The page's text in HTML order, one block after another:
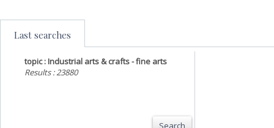
Last searches
topic : Industrial arts & crafts - fine arts
Results : 23880
Search